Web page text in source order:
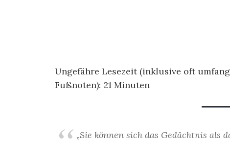
Ungefähre Lesezeit (inklusive oft
Fußnoten): 21 Minuten
„Sie können sich das Gedächtnis als